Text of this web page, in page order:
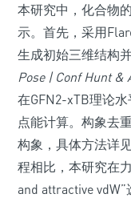
本研究中，化合物
示。首先，采用
生成初始三维结构
Pose | Conf Hunt &
在GFN2-xTB理论
点能计算。构象去
构象，具体方法详
程相比，本研究在
and attractive